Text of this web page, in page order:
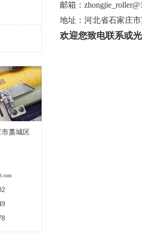
藁城区
邮箱：
地址： 河北省石家庄
欢迎您致电联系或